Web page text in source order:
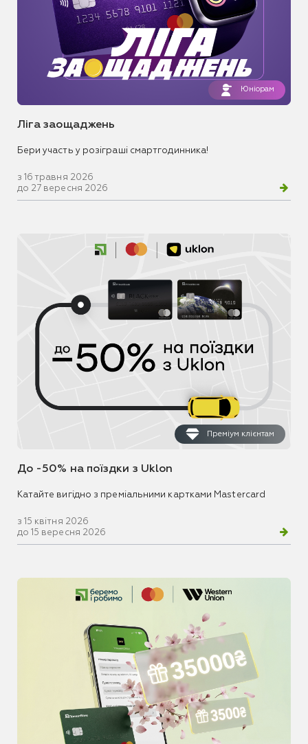
Юніорам
Ліга заощаджень
Бери участь у розіграші смартгодинника!
з 16 травня 2026
до 27 вересня 2026
Преміум клієнтам
До -50% на поїздки з Uklon
Катайте вигідно з преміальними картками Mastercard
з 15 квітня 2026
до 15 вересня 2026